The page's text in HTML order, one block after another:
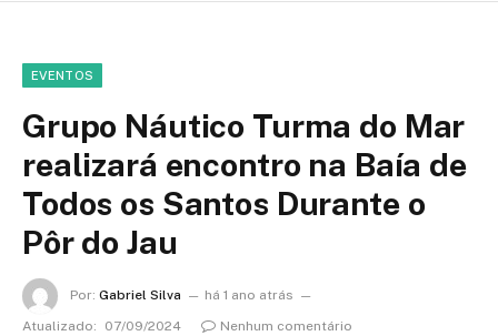
EVENTOS
Grupo Náutico Turma do Mar
realizará encontro na Baía de
Todos os Santos Durante o
Pôr do Jau
Por: Gabriel Silva
há 1 ano atrás
Atualizado:
07/09/2024
Nenhum comentário